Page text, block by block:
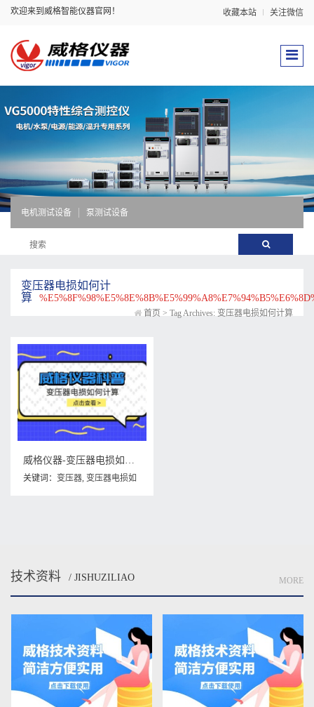
欢迎来到威格智能仪器官网！ 收藏本站 关注微信
电机测试设备 泵测试设备
变压器电损如何计
算
首页 > Tag Archives: 变压器电损如何计算
威格仪器-变压器电损如何计算
关键词： 变压器, 变压器电损如
技术资料 / JISHUZILIAO MORE